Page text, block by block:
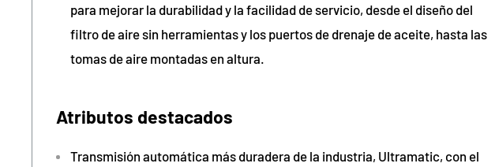
para mejorar la durabilidad y la facilidad de servicio, desde el diseño del
filtro de aire sin herramientas y los puertos de drenaje de aceite, hasta las
tomas de aire montadas en altura.
Atributos destacados
Transmisión automática más duradera de la industria, Ultramatic, con el